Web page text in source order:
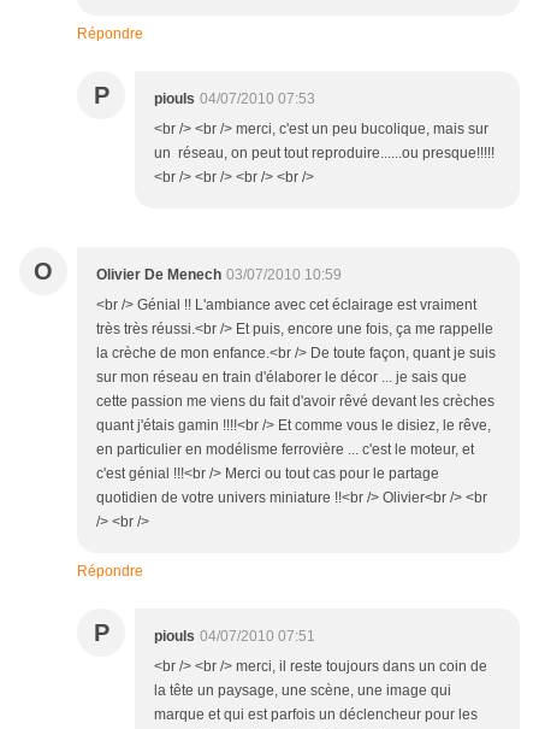
Répondre
P piouls 04/07/2010 07:53
<br /> <br /> merci, c'est un peu bucolique, mais sur
un réseau, on peut tout reproduire......ou presque!!!!!
<br /> <br /> <br /> <br />
O Olivier De Menech 03/07/2010 10:59
<br /> Génial !! L'ambiance avec cet éclairage est vraiment
très très réussi.<br /> Et puis, encore une fois, ça me rappelle
la crèche de mon enfance.<br /> De toute façon, quant je suis
sur mon réseau en train d'élaborer le décor ... je sais que
cette passion me viens du fait d'avoir rêvé devant les crèches
quant j'étais gamin !!!!<br /> Et comme vous le disiez, le rêve,
en particulier en modélisme ferrovière ... c'est le moteur, et
c'est génial !!!<br /> Merci ou tout cas pour le partage
quotidien de votre univers miniature !!<br /> Olivier<br /> <br
/> <br />
Répondre
P piouls 04/07/2010 07:51
<br /> <br /> merci, il reste toujours dans un coin de
la tête un paysage, une scène, une image qui
marque et qui est parfois un déclencheur pour les